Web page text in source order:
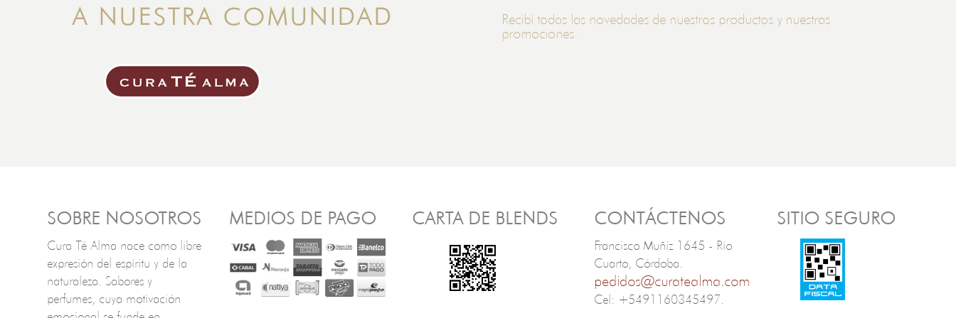
A NUESTRA COMUNIDAD
Recibí todas las novedades de nuestros productos y nuestras
promociones.
SOBRE NOSOTROS
Cura Té Alma nace como libre
expresión del espíritu y de la
naturaleza. Sabores y
perfumes, cuya motivación
MEDIOS DE PAGO CARTA DE BLENDS CONTÁCTENOS
Francisco Muñiz 1645 - Río
Cuarto, Córdoba.
pedidos@curatealma.com
Cel: +5491160345497.
SITIO SEGURO